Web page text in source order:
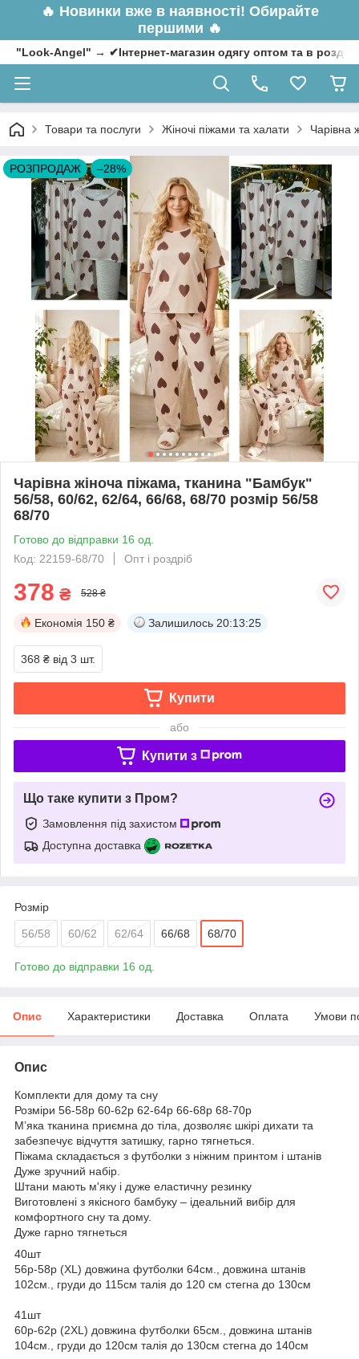
🔥 Новинки вже в наявності! Обирайте
першими 🔥
"Look-Angel" → ✔Інтернет-магазин одягу оптом та в
Товари та послуги Жіночі піжами та халати Чарівна
РОЗПРОДАЖ –28%
Чарівна жіноча піжама, тканина "Бамбук"
56/58, 60/62, 62/64, 66/68, 68/70 розмір 56/58
68/70
Готово до відправки 16 од.
Код: 22159-68/70
Опт і роздріб
378 ₴ 528 ₴
Економія 150 ₴ Залишилось 20:13:24
368 ₴ від 3 шт.
Купити
або
Купити з
Що таке купити з Пром?
Замовлення під захистом
Доступна доставка
Розмір
56/58 60/62 62/64 66/68 68/70
Готово до відправки 16 од.
Опис Характеристики Доставка Оплата Умови
Опис
Комплекти для дому та сну
Розміри 56-58р 60-62р 62-64р 66-68р 68-70р
М’яка тканина приємна до тіла, дозволяє шкірі дихати та
забезпечує відчуття затишку, гарно тягнеться.
Піжама складається з футболки з ніжним принтом і штанів
Дуже зручний набір.
Штани мають м'яку і дуже еластичну резинку
Виготовлені з якісного бамбуку – ідеальний вибір для
комфортного сну та дому.
Дуже гарно тягнеться
40шт
56р-58р (XL) довжина футболки 64см., довжина штанів
102см., груди до 115см талія до 120 см стегна до 130см
41шт
60р-62р (2XL) довжина футболки 65см., довжина штанів
104см., груди до 120см талія до 130см стегна до 140см